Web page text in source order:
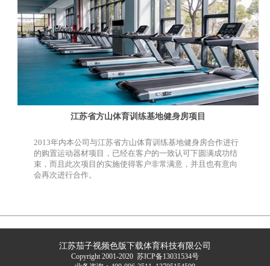
江苏省方山体育训练基地健身房项目
2013年内本公司与江苏省方山体育训练基地健身房合作进行
的购置运动器材项目，已经在客户的一致认可下圆满成功结
束，而且此次项目的实施使得客户非常满意，并且也有意向
会再次进行合作。
江苏茄子视频色版下载体育科技有限公司
Copyright 2001-2020 苏ICP备13031534号